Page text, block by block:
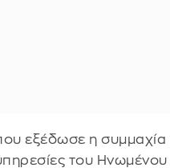
εξέδωσε η
του